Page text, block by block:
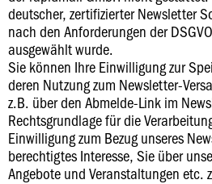
deutscher, zertifizierter Newsletter
nach den Anforderungen der
ausgewählt wurde.
Sie können Ihre Einwilligung zur
deren Nutzung zum Newsletter-
z.B. über den Abmelde-Link im
Rechtsgrundlage für die
Einwilligung zum Bezug unseres
berechtigtes Interesse, Sie über
Angebote und Veranstaltungen etc.